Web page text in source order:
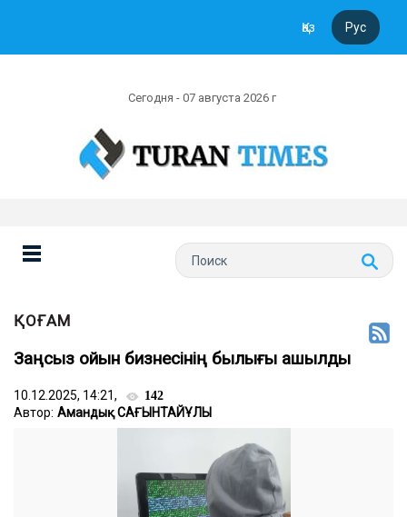
Қаз Рус
Сегодня - 07 августа 2026 г
ҚОҒАМ
Заңсыз ойын бизнесінің былығы ашылды
10.12.2025, 14:21, 142
Автор: Амандық САҒЫНТАЙҰЛЫ